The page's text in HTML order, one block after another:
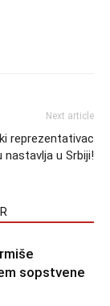
Next article
reprezentativac
nastavlja u Srbiji!
sopstvene